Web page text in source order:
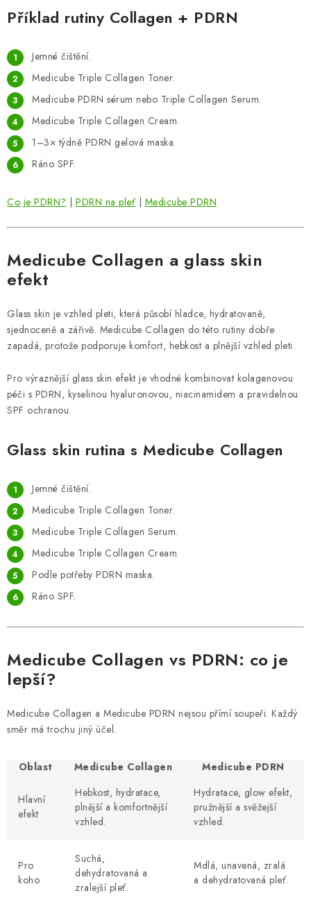
Příklad rutiny Collagen + PDRN
Jemné čištění.
Medicube Triple Collagen Toner.
Medicube PDRN sérum nebo Triple Collagen Serum.
Medicube Triple Collagen Cream.
1–3× týdně PDRN gelová maska.
Ráno SPF.
Co je PDRN? PDRN na pleť Medicube PDRN
Medicube Collagen a glass skin
efekt
Glass skin je vzhled pleti, která působí hladce, hydratovaně,
sjednoceně a zářivě. Medicube Collagen do této rutiny dobře
zapadá, protože podporuje komfort, hebkost a plnější vzhled pleti.
Pro výraznější glass skin efekt je vhodné kombinovat kolagenovou
péči s PDRN, kyselinou hyaluronovou, niacinamidem a pravidelnou
SPF ochranou.
Glass skin rutina s Medicube Collagen
Jemné čištění.
Medicube Triple Collagen Toner.
Medicube Triple Collagen Serum.
Medicube Triple Collagen Cream.
Podle potřeby PDRN maska.
Ráno SPF.
Medicube Collagen vs PDRN: co je
lepší?
Medicube Collagen a Medicube PDRN nejsou přímí soupeři. Každý
směr má trochu jiný účel.
Oblast Medicube Collagen Medicube PDRN
Hlavní
efekt
Hebkost, hydratace,
plnější a komfortnější
vzhled.
Hydratace, glow efekt,
pružnější a svěžejší
vzhled.
Pro
koho
Suchá,
dehydratovaná a
zralejší pleť.
Mdlá, unavená, zralá
a dehydratovaná pleť.